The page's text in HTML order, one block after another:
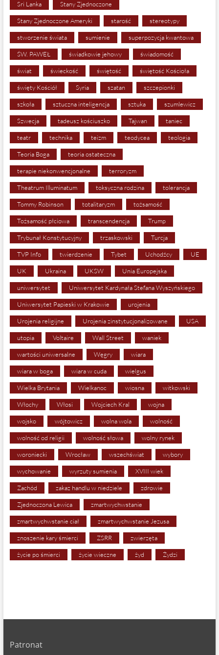
Sri Lanka Stany Zjednoczone
Stany Zjednoczone Ameryki starość stereotypy
stworzenie świata sumienie superpozycja kwantowa
ŚW. PAWEŁ świadkowie jehowy świadomość
świat świeckość świętość świętość Kościoła
święty Kościół Syria szatan szczepionki
szkoła sztuczna inteligencja sztuka szumlewicz
Szwecja tadeusz kościuszko Tajwan taniec
teatr technika teizm teodycea teologia
Teoria Boga teoria ostateczna
terapie niekonwencjonalne terroryzm
Theatrum Illuminatum toksyczna rodzina tolerancja
Tommy Robinson totalitaryzm tożsamość
Tożsamość płciowa transcendencja Trump
Trybunał Konstytucyjny trzaskowski Turcja
TVP Info twierdzenie Tybet Uchodźcy UE
UK Ukraina UKSW Unia Europejska
uniwersytet Uniwersytet Kardynała Stefana Wyszyńskiego
Uniwersytet Papieski w Krakowie urojenia
Urojenia religijne Urojenia zinstytucjonalizowane USA
utopia Voltaire Wall Street waniek
wartości uniwersalne Węgry wiara
wiara w boga wiara w cuda wielgus
Wielka Brytania Wielkanoc wiosna witkowski
Włochy Włosi Wojciech Kral wojna
wojsko wójtowicz wolna wola wolność
wolność od religii wolność słowa wolny rynek
woroniecki Wrocław wszechświat wybory
wychowanie wyrzuty sumienia XVIII wiek
Zachód zakaz handlu w niedziele zdrowie
Zjednoczona Lewica zmartwychwstanie
zmartwychwstanie ciał zmartwychwstanie Jezusa
znoszenie kary śmierci ZSRR zwierzęta
życie po śmierci życie wieczne żyd Żydzi
Patronat